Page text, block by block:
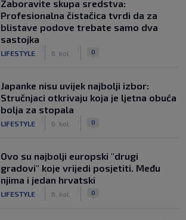
Zaboravite skupa sredstva:
Profesionalna čistačica tvrdi da za
blistave podove trebate samo dva
sastojka
LIFESTYLE 6. kol. 0
Japanke nisu uvijek najbolji izbor:
Stručnjaci otkrivaju koja je ljetna obuća
bolja za stopala
LIFESTYLE 6. kol. 0
Ovo su najbolji europski "drugi
gradovi" koje vrijedi posjetiti. Među
njima i jedan hrvatski
LIFESTYLE 6. kol. 0